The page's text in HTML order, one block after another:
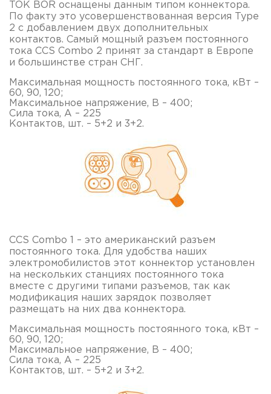
TOK BOR оснащены данным типом коннектора.
По факту это усовершенствованная версия Type
2 с добавлением двух дополнительных
контактов. Самый мощный разъем постоянного
тока CCS Combo 2 принят за стандарт в Европе
и большинстве стран СНГ.
Максимальная мощность постоянного тока, кВт –
60, 90, 120;
Максимальное напряжение, В – 400;
Сила тока, А – 225
Контактов, шт. – 5+2 и 3+2.
CCS Combo 1 – это американский разъем
постоянного тока. Для удобства наших
электромобилистов этот коннектор установлен
на нескольких станциях постоянного тока
вместе с другими типами разъемов, так как
модификация наших зарядок позволяет
размещать на них два коннектора.
Максимальная мощность постоянного тока, кВт –
60, 90, 120;
Максимальное напряжение, В – 400;
Сила тока, А – 225
Контактов, шт. – 5+2 и 3+2.